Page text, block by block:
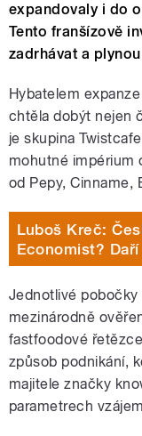
expandovaly i do
Tento franšízově
zadrhávat a
Hybatelem
chtěla dobýt nejen
je skupina
mohutné impérium
od Pepy, Cinname,
Luboš Kreč:
Economist?
Jednotlivé pobočky
mezinárodně
fastfoodové
způsob podnikání,
majitele značky
parametrech